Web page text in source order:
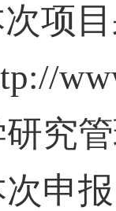
次项
究
申